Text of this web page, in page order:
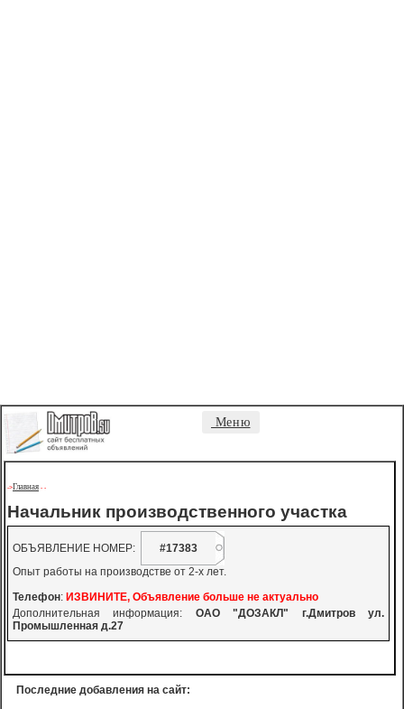
Меню
->Главная - -
Начальник производственного участка
ОБЪЯВЛЕНИЕ НОМЕР:
#17383
Опыт работы на производстве от 2-х лет.
Телефон: ИЗВИНИТЕ, Объявление больше не актуально
Дополнительная информация: ОАО "ДОЗАКЛ" г.Дмитров ул.
Промышленная д.27
Последние добавления на сайт: